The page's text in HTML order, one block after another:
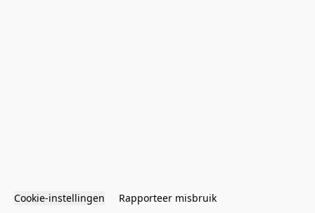
Cookie-instellingen Rapporteer misbruik